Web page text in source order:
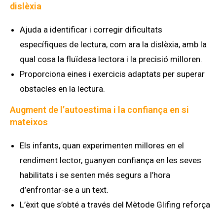
dislèxia
Ajuda a identificar i corregir dificultats
específiques de lectura, com ara la dislèxia, amb la
qual cosa la fluïdesa lectora i la precisió milloren.
Proporciona eines i exercicis adaptats per superar
obstacles en la lectura.
Augment de l’autoestima i la confiança en si
mateixos
Els infants, quan experimenten millores en el
rendiment lector, guanyen confiança en les seves
habilitats i se senten més segurs a l’hora
d’enfrontar-se a un text.
L’èxit que s’obté a través del Mètode Glifing reforça